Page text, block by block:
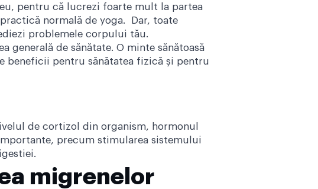
pentru că lucrezi foarte mult la partea
normală de yoga. Dar, toate
problemele corpului tău.
generală de sănătate. O minte sănătoasă
beneficii pentru sănătatea fizică și pentru
de cortizol din organism, hormonul
precum stimularea sistemului
migrenelor